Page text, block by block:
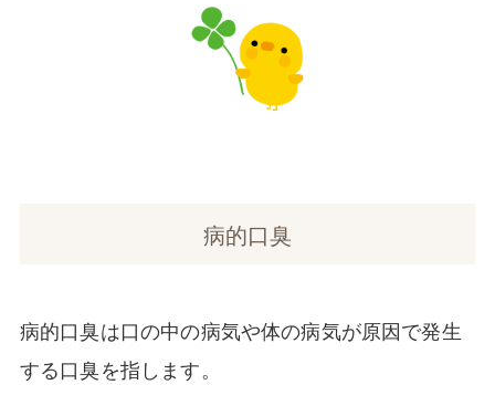
病的口臭
病的口臭は口の中の病気や体の病気が原因で発生
する口臭を指します。